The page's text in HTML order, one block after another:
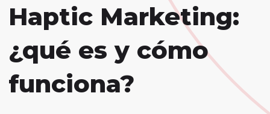
Haptic Marketing:
¿qué es y cómo
funciona?